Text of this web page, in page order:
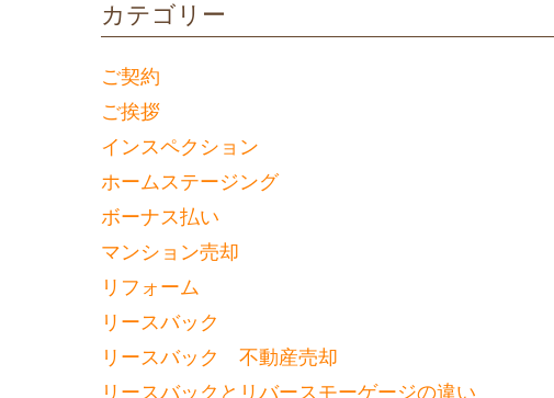
カテゴリー
ご契約
ご挨拶
インスペクション
ホームステージング
ボーナス払い
マンション売却
リフォーム
リースバック
リースバック 不動産売却
リースバックとリバースモーゲージの違い